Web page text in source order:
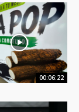
00:06:22